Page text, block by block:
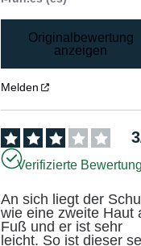
Originalbewertung
anzeigen
Melden
3
Verifizierte
An sich liegt der
wie eine zweite Haut
Fuß und er ist sehr
leicht. So ist dieser